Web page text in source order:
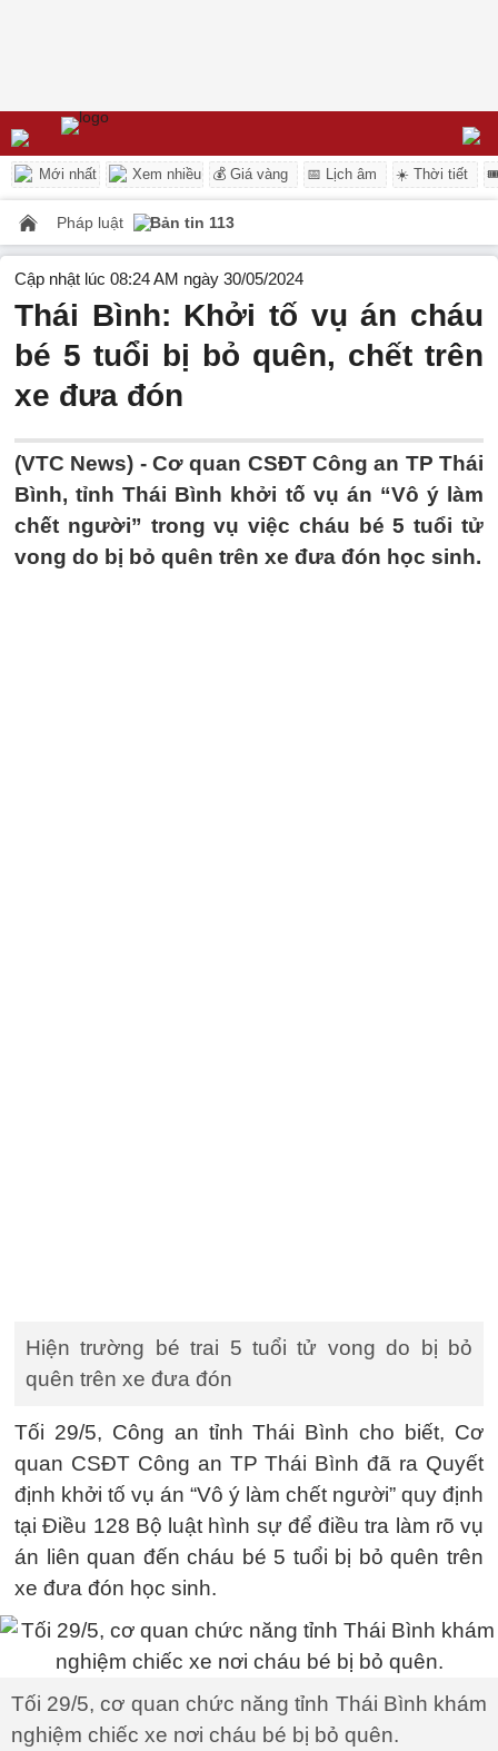
Mới nhất Xem nhiều 💰 Giá vàng 📅 Lịch âm ☀️ Thời tiết
Pháp luật Bản tin 113
Cập nhật lúc 08:24 AM ngày 30/05/2024
Thái Bình: Khởi tố vụ án cháu
bé 5 tuổi bị bỏ quên, chết trên
xe đưa đón
(VTC News) - Cơ quan CSĐT Công an TP Thái
Bình, tỉnh Thái Bình khởi tố vụ án “Vô ý làm
chết người” trong vụ việc cháu bé 5 tuổi tử
vong do bị bỏ quên trên xe đưa đón học sinh.
Hiện trường bé trai 5 tuổi tử vong do bị bỏ
quên trên xe đưa đón
Tối 29/5, Công an tỉnh Thái Bình cho biết, Cơ
quan CSĐT Công an TP Thái Bình đã ra Quyết
định khởi tố vụ án “Vô ý làm chết người” quy định
tại Điều 128 Bộ luật hình sự để điều tra làm rõ vụ
án liên quan đến cháu bé 5 tuổi bị bỏ quên trên
xe đưa đón học sinh.
Tối 29/5, cơ quan chức năng tỉnh Thái Bình khám
nghiệm chiếc xe nơi cháu bé bị bỏ quên.